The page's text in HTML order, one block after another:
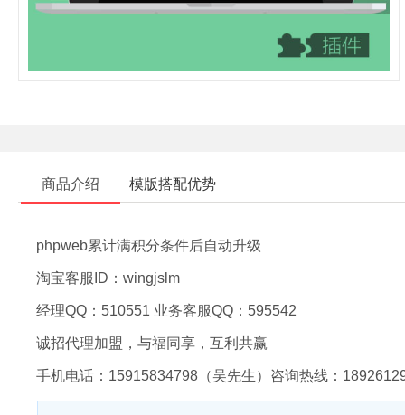
商品介绍 模版搭配优势
phpweb累计满积分条件后自动升级
淘宝客服ID：wingjslm
经理QQ：510551 业务客服QQ：595542
诚招代理加盟，与福同享，互利共赢
手机电话：15915834798（吴先生）咨询热线：